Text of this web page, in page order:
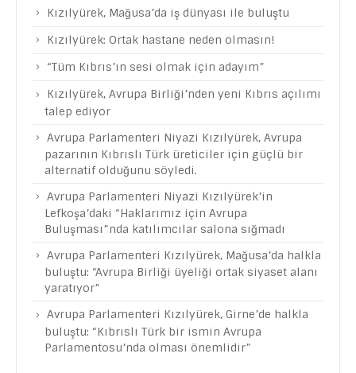
Kızılyürek, Mağusa’da iş dünyası ile buluştu
Kızılyürek: Ortak hastane neden olmasın!
“Tüm Kıbrıs’ın sesi olmak için adayım”
Kızılyürek, Avrupa Birliği’nden yeni Kıbrıs açılımı
talep ediyor
Avrupa Parlamenteri Niyazi Kızılyürek, Avrupa
pazarının Kıbrıslı Türk üreticiler için güçlü bir
alternatif olduğunu söyledi.
Avrupa Parlamenteri Niyazi Kızılyürek’in
Lefkoşa’daki “Haklarımız için Avrupa
Buluşması”nda katılımcılar salona sığmadı
Avrupa Parlamenteri Kızılyürek, Mağusa’da halkla
buluştu: “Avrupa Birliği üyeliği ortak siyaset alanı
yaratıyor”
Avrupa Parlamenteri Kızılyürek, Girne’de halkla
buluştu: “Kıbrıslı Türk bir ismin Avrupa
Parlamentosu’nda olması önemlidir”